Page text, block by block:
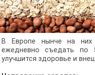
В Европе нынче на
ежедневно съедать по
улучшится здоровье и